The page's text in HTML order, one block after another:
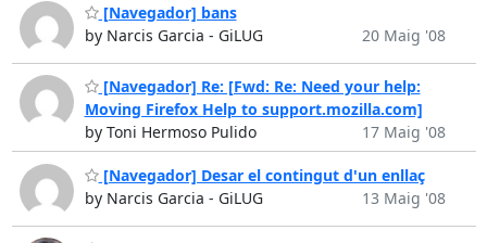
[Navegador] bans
by Narcis Garcia - GiLUG
20 Maig '08
[Navegador] Re: [Fwd: Re: Need your help:
Moving Firefox Help to support.mozilla.com]
by Toni Hermoso Pulido
17 Maig '08
[Navegador] Desar el contingut d'un enllaç
by Narcis Garcia - GiLUG
13 Maig '08